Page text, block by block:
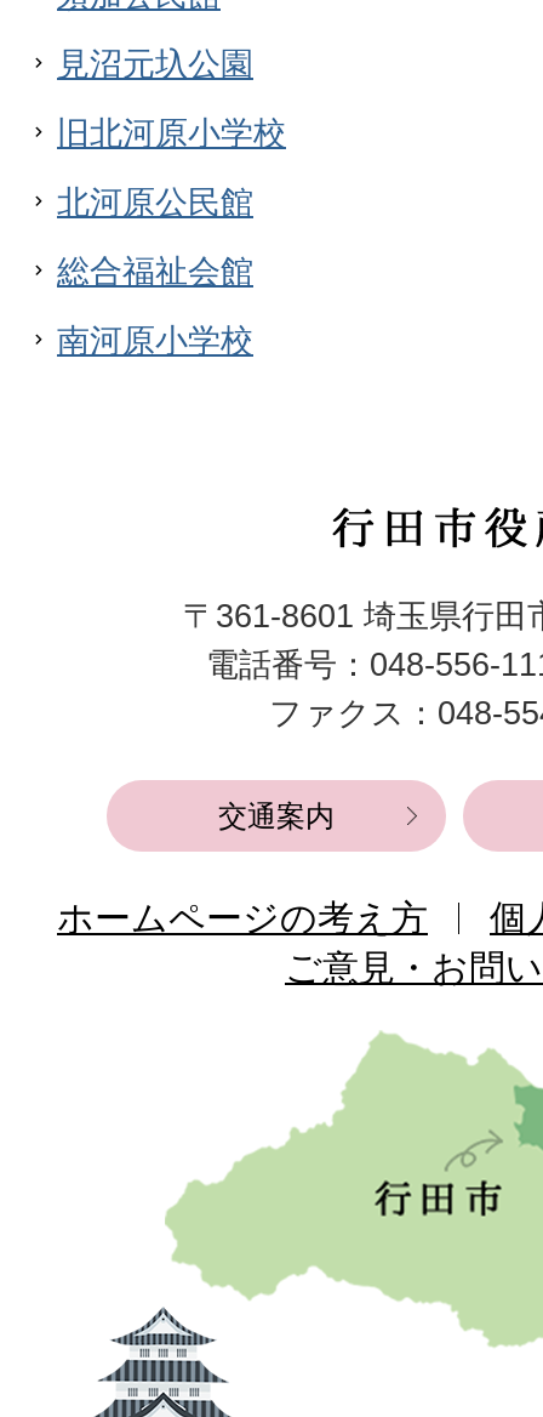
見沼元圦公園
旧北河原小学校
北河原公民館
総合福祉会館
南河原小学校
行
市
役
所
〒361-8601 埼玉県行田
電話番号：048-556-
ファクス：048-
交通案内
ホームページの考え方
個
ご意見・お問